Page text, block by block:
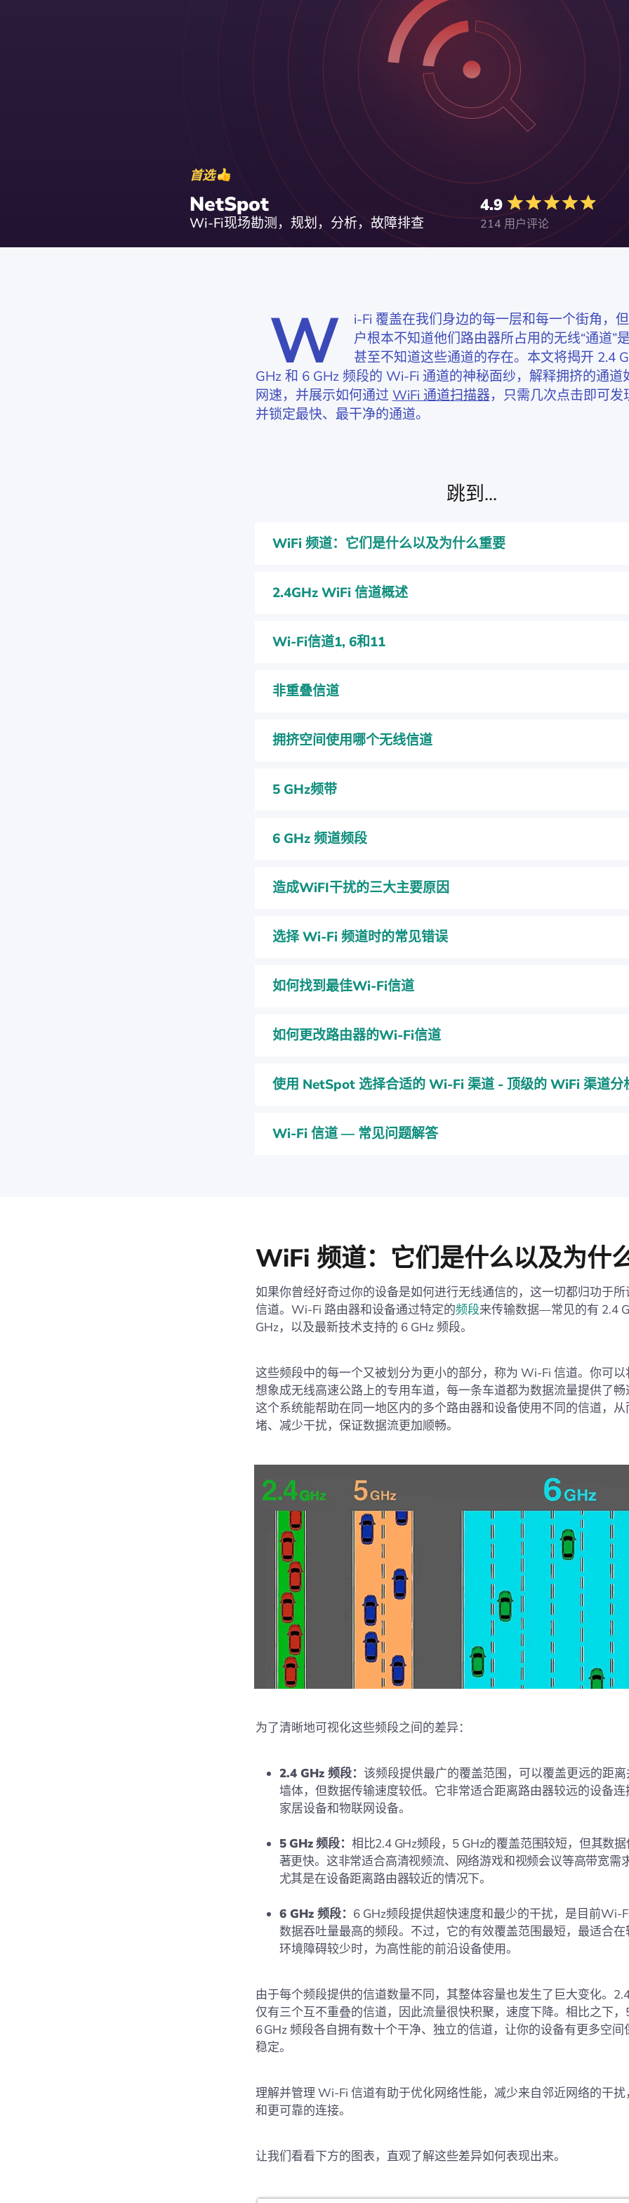
首选
NetSpot
Wi-Fi现场勘测，规划，分析，故障排查
4.9
214 用户评论
W
i-Fi 覆盖在我们身边的每一层和每一个街角，
户根本不知道他们路由器所占用的无线“通道”
甚至不知道这些通道的存在。本文将揭开 2.4
GHz 和 6 GHz 频段的 Wi-Fi 通道的神秘面纱，解释拥挤的通道
网速，并展示如何通过WiFi 通道扫描器，只需几次点击即可发
并锁定最快、最干净的通道。
跳到...
WiFi 频道：它们是什么以及为什么重要
2.4GHz WiFi 信道概述
Wi-Fi信道1, 6和11
非重叠信道
拥挤空间使用哪个无线信道
5 GHz频带
6 GHz 频道频段
造成WiFI干扰的三大主要原因
选择 Wi-Fi 频道时的常见错误
如何找到最佳Wi-Fi信道
如何更改路由器的Wi-Fi信道
使用 NetSpot 选择合适的 Wi-Fi 渠道 - 顶级的 WiFi 渠道分
Wi-Fi 信道 — 常见问题解答
WiFi 频道：它们是什么以及为什
如果你曾经好奇过你的设备是如何进行无线通信的，这一切都归功于
信道。Wi-Fi 路由器和设备通过特定的频段来传输数据—常见的有 2.4
GHz，以及最新技术支持的 6 GHz 频段。
这些频段中的每一个又被划分为更小的部分，称为 Wi-Fi 信道。你可以
想象成无线高速公路上的专用车道，每一条车道都为数据流量提供了畅
这个系统能帮助在同一地区内的多个路由器和设备使用不同的信道，从
堵、减少干扰，保证数据流更加顺畅。
为了清晰地可视化这些频段之间的差异：
2.4 GHz 频段： 该频段提供最广的覆盖范围，可以覆盖更远的距
墙体，但数据传输速度较低。它非常适合距离路由器较远的设备
家居设备和物联网设备。
5 GHz 频段： 相比2.4 GHz频段，5 GHz的覆盖范围较短，但其数
著更快。这非常适合高清视频流、网络游戏和视频会议等高带宽需
尤其是在设备距离路由器较近的情况下。
6 GHz 频段： 6 GHz频段提供超快速度和最少的干扰，是目前Wi-
数据吞吐量最高的频段。不过，它的有效覆盖范围最短，最适合在
环境障碍较少时，为高性能的前沿设备使用。
由于每个频段提供的信道数量不同，其整体容量也发生了巨大变化。
仅有三个互不重叠的信道，因此流量很快积聚，速度下降。相比之下，
6 GHz 频段各自拥有数十个干净、独立的信道，让你的设备有更多空间
稳定。
理解并管理 Wi-Fi 信道有助于优化网络性能，减少来自邻近网络的干
和更可靠的连接。
让我们看看下方的图表，直观了解这些差异如何表现出来。